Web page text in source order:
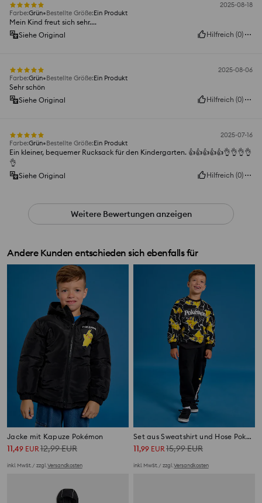
2025-08-18
Farbe:Grün Bestellte Größe:Ein Produkt
Mein Kind freut sich sehr....
Siehe Original
Hilfreich (0)
2025-08-06
Farbe:Grün Bestellte Größe:Ein Produkt
Sehr schön
Siehe Original
Hilfreich (0)
2025-07-16
Farbe:Grün Bestellte Größe:Ein Produkt
Ein kleiner, bequemer Rucksack für den Kindergarten. 👍👍👍👍👍👌👌👌👌
👌
Siehe Original
Hilfreich (0)
Weitere Bewertungen anzeigen
Andere Kunden entschieden sich ebenfalls für
Jacke mit Kapuze Pokémon
11,49 EUR12,99EUR
inkl. MwSt. / zzgl.Versandkosten
Set aus Sweatshirt und Hose Pokémon
11,99 EUR15,99EUR
inkl. MwSt. / zzgl.Versandkosten